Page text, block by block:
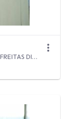
Modificado há 5 Anos por MYLENA BIANCA DE FREITAS DIAS.